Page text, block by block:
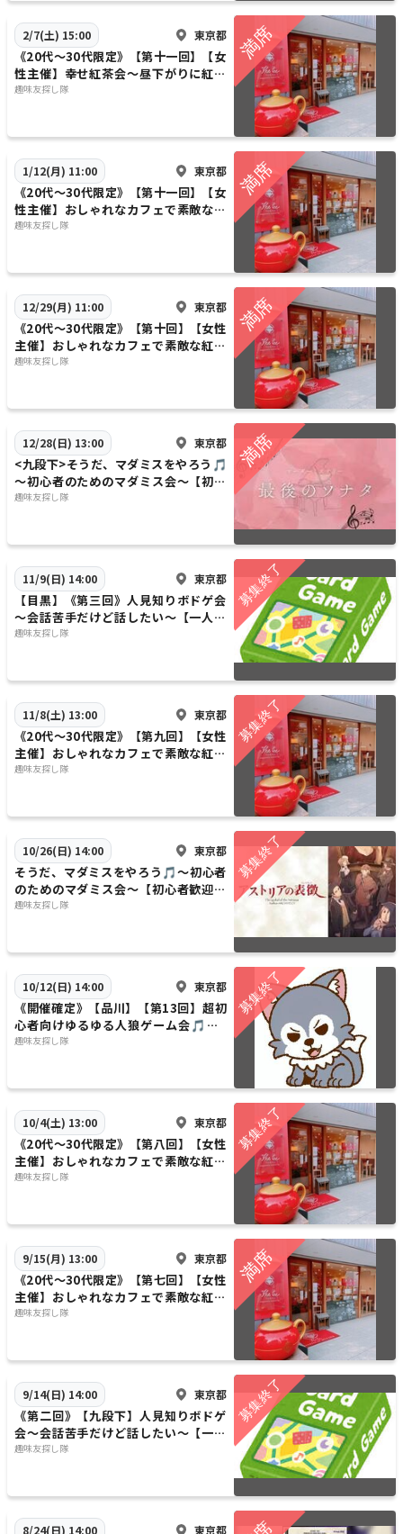
2/7(土) 15:00 東京都
《20代〜30代限定》【第十一回】【女
性主催】幸せ紅茶会〜昼下がりに紅茶
で優雅なひとときを〜【早割あり】【1
趣味友探し隊
1/12(月) 11:00 東京都
《20代〜30代限定》【第十一回】【女
性主催】おしゃれなカフェで素敵な紅
茶を楽しみましょう〜【早割あり】【1
趣味友探し隊
12/29(月) 11:00 東京都
《20代〜30代限定》【第十回】【女性
主催】おしゃれなカフェで素敵な紅茶
を楽しみましょう〜【早割あり】【1人
趣味友探し隊
12/28(日) 13:00 東京都
<九段下>そうだ、マダミスをやろう🎵
～初心者のためのマダミス会～【初心
者歓迎】【1人参加歓迎】【早割あり
趣味友探し隊
11/9(日) 14:00 東京都
【目黒】《第三回》人見知りボドゲ会
～会話苦手だけど話したい～【一人参
加・初心者大歓迎】
趣味友探し隊
11/8(土) 13:00 東京都
《20代〜30代限定》【第九回】【女性
主催】おしゃれなカフェで素敵な紅茶
を楽しみましょう〜【早割あり】【1人
趣味友探し隊
10/26(日) 14:00 東京都
そうだ、マダミスをやろう🎵～初心者
のためのマダミス会～【初心者歓迎】
【1人参加歓迎】【早割あり✨】
趣味友探し隊
10/12(日) 14:00 東京都
《開催確定》【品川】【第13回】超初
心者向けゆるゆる人狼ゲーム会🎵【1
人参加大歓迎】 《お菓子・飲み物つ
趣味友探し隊
10/4(土) 13:00 東京都
《20代〜30代限定》【第八回】【女性
主催】おしゃれなカフェで素敵な紅茶
を楽しみましょう〜【早割あり】【1人
趣味友探し隊
9/15(月) 13:00 東京都
《20代〜30代限定》【第七回】【女性
主催】おしゃれなカフェで素敵な紅茶
を楽しみましょう〜【早割あり】【1人
趣味友探し隊
9/14(日) 14:00 東京都
《第二回》【九段下】人見知りボドゲ
会～会話苦手だけど話したい～【一人
参加・初心者大歓迎】
趣味友探し隊
8/24(日) 14:00 東京都